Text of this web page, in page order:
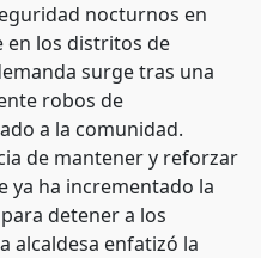
nocturnos en
en los distritos de
surge tras una
robos de
a la comunidad.
de mantener y reforzar
ya ha incrementado la
detener a los
alcaldesa enfatizó la